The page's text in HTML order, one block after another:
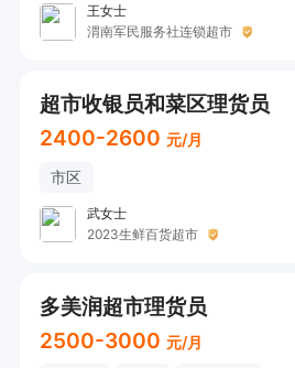
王女士
渭南军民服务社连锁超市
超市收银员和菜区理货员
2400-2600 元/月
市区
武女士
2023生鲜百货超市
多美润超市理货员
2500-3000 元/月